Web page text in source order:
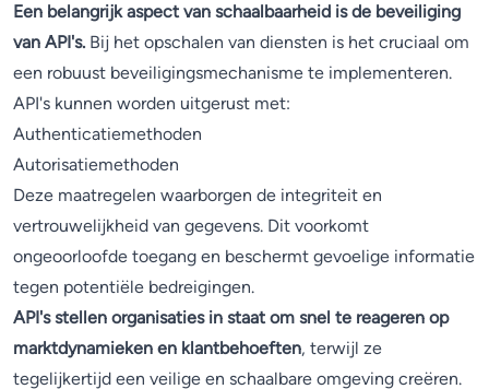
Een belangrijk aspect van schaalbaarheid is de beveiliging
van API's. Bij het opschalen van diensten is het cruciaal om
een robuust beveiligingsmechanisme te implementeren.
API's kunnen worden uitgerust met:
Authenticatiemethoden
Autorisatiemethoden
Deze maatregelen waarborgen de integriteit en
vertrouwelijkheid van gegevens. Dit voorkomt
ongeoorloofde toegang en beschermt gevoelige informatie
tegen potentiële bedreigingen.
API's stellen organisaties in staat om snel te reageren op
marktdynamieken en klantbehoeften, terwijl ze
tegelijkertijd een veilige en schaalbare omgeving creëren.